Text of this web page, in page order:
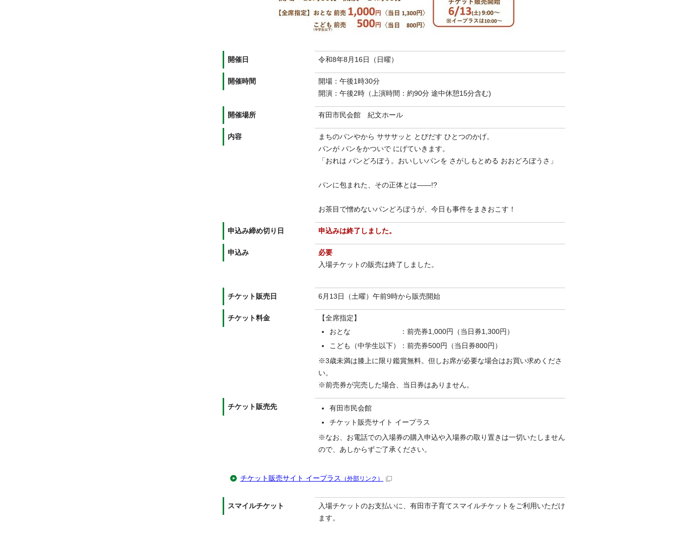
開催日 令和8年8月16日（日曜）
開催時間
開場：午後1時30分
開演：午後2時（上演時間：約90分 途中休憩15分含む)
開催場所 有田市民会館 紀文ホール
内容
まちのパンやから サササッと とびだす ひとつのかげ。
パンが パンをかついで にげていきます。
「おれは パンどろぼう。おいしいパンを さがしもとめる おおどろぼうさ」
パンに包まれた、その正体とは――!?
お茶目で憎めないパンどろぼうが、今日も事件をまきおこす！
申込み締め切り日 申込みは終了しました。
申込み
必要
入場チケットの販売は終了しました。
チケット販売日 6月13日（土曜）午前9時から販売開始
チケット料金
【全席指定】
おとな ：前売券1,000円（当日券1,300円）
こども（中学生以下）：前売券500円（当日券800円）
※3歳未満は膝上に限り鑑賞無料。但しお席が必要な場合はお買い求めくださ
い。
※前売券が完売した場合、当日券はありません。
チケット販売先
有田市民会館
チケット販売サイト イープラス
※なお、お電話での入場券の購入申込や入場券の取り置きは一切いたしません
ので、あしからずご了承ください。
チケット販売サイト イープラス （外部リンク）
スマイルチケット
入場チケットのお支払いに、有田市子育てスマイルチケットをご利用いただけ
ます。